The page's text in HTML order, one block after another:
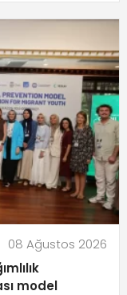
08 Ağustos 2026
model